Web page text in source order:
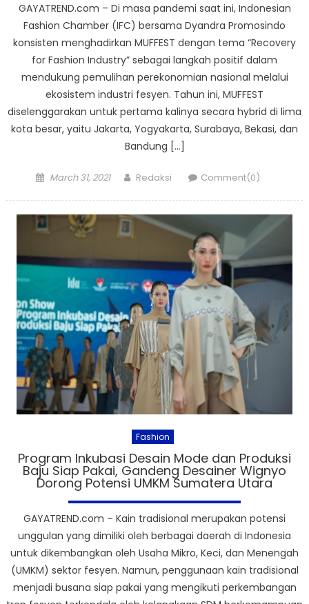
GAYATREND.com – Di masa pandemi saat ini, Indonesian
Fashion Chamber (IFC) bersama Dyandra Promosindo
konsisten menghadirkan MUFFEST dengan tema “Recovery
for Fashion Industry” sebagai langkah positif dalam
mendukung pemulihan perekonomian nasional melalui
ekosistem industri fesyen. Tahun ini, MUFFEST
diselenggarakan untuk pertama kalinya secara hybrid di lima
kota besar, yaitu Jakarta, Yogyakarta, Surabaya, Bekasi, dan
Bandung […]
Posted
March 31, 2021 Author
Redaksi Comment(0)
Fashion
Program Inkubasi Desain Mode dan Produksi
Baju Siap Pakai, Gandeng Desainer Wignyo
Dorong Potensi UMKM Sumatera Utara
GAYATREND.com – Kain tradisional merupakan potensi
unggulan yang dimiliki oleh berbagai daerah di Indonesia
untuk dikembangkan oleh Usaha Mikro, Keci, dan Menengah
(UMKM) sektor fesyen. Namun, penggunaan kain tradisional
menjadi busana siap pakai yang mengikuti perkembangan